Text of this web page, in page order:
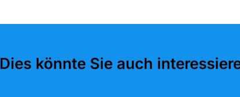
Dies könnte Sie auch